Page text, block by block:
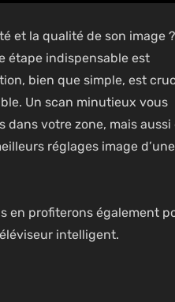
et la qualité de son image ?
étape indispensable est
bien que simple, est
Un scan minutieux vous
votre zone, mais aussi
réglages image
en profiterons également
intelligent.